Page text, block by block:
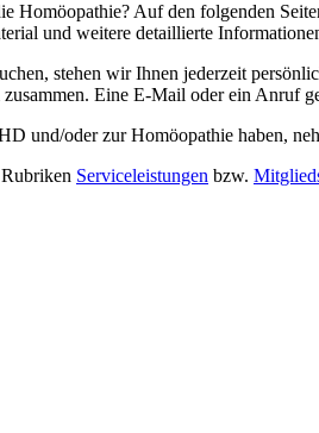
Homöopathie? Auf den folgenden
und weitere detaillierte
stehen wir Ihnen jederzeit
Eine E-Mail oder ein Anruf
und/oder zur Homöopathie haben,
Serviceleistungen bzw.